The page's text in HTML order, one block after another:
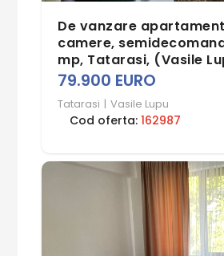
De vanzare
camere,
mp, Tatarasi, (Vasile
79.900 EURO
Tatarasi | Vasile Lupu
Cod oferta:162987